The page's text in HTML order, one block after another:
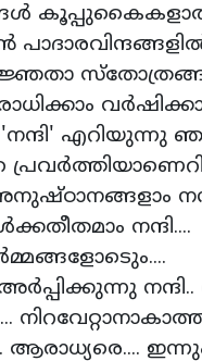
ഞങ്ങള്‍
നിന്‍
സ്‌നേഹ
കര്‍മ്മ
നന്ദി...